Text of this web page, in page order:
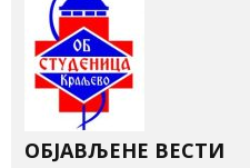
ОБЈАВЉЕНЕ ВЕСТИ